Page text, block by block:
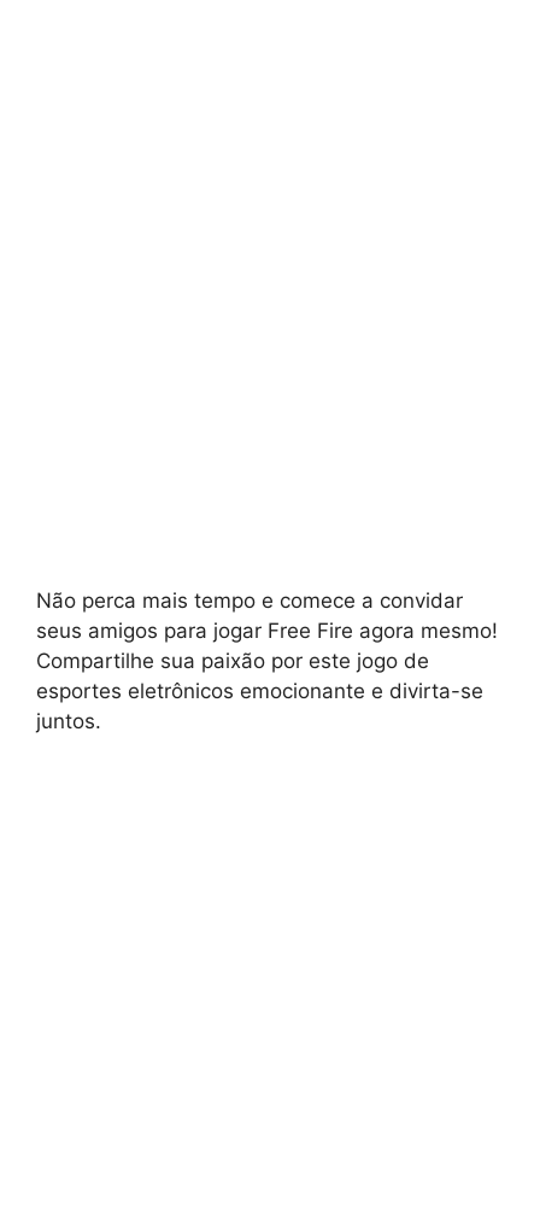
Não perca mais tempo e comece a convidar
seus amigos para jogar Free Fire agora mesmo!
Compartilhe sua paixão por este jogo de
esportes eletrônicos emocionante e divirta-se
juntos.